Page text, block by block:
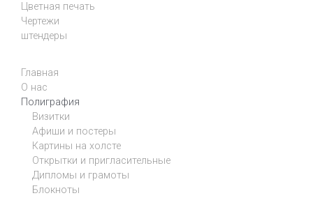
Цветная печать
Чертежи
штендеры
Главная
О нас
Полиграфия
Визитки
Афиши и постеры
Картины на холсте
Открытки и пригласительные
Дипломы и грамоты
Блокноты